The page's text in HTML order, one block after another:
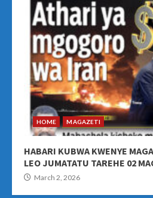
HOME MAGAZETI
HABARI KUBWA KWENYE
LEO JUMATATU TAREHE 02
March 2, 2026